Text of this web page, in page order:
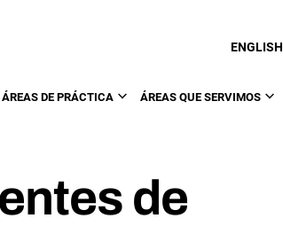
ENGLISH
ÁREAS DE PRÁCTICA ÁREAS QUE SERVIMOS
de